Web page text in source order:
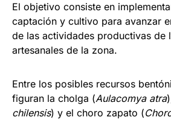
El objetivo consiste en
captación y cultivo para avanzar
de las actividades productivas de
artesanales de la zona.
Entre los posibles recursos
figuran la cholga (Aulacomya atra
chilensis) y el choro zapato (